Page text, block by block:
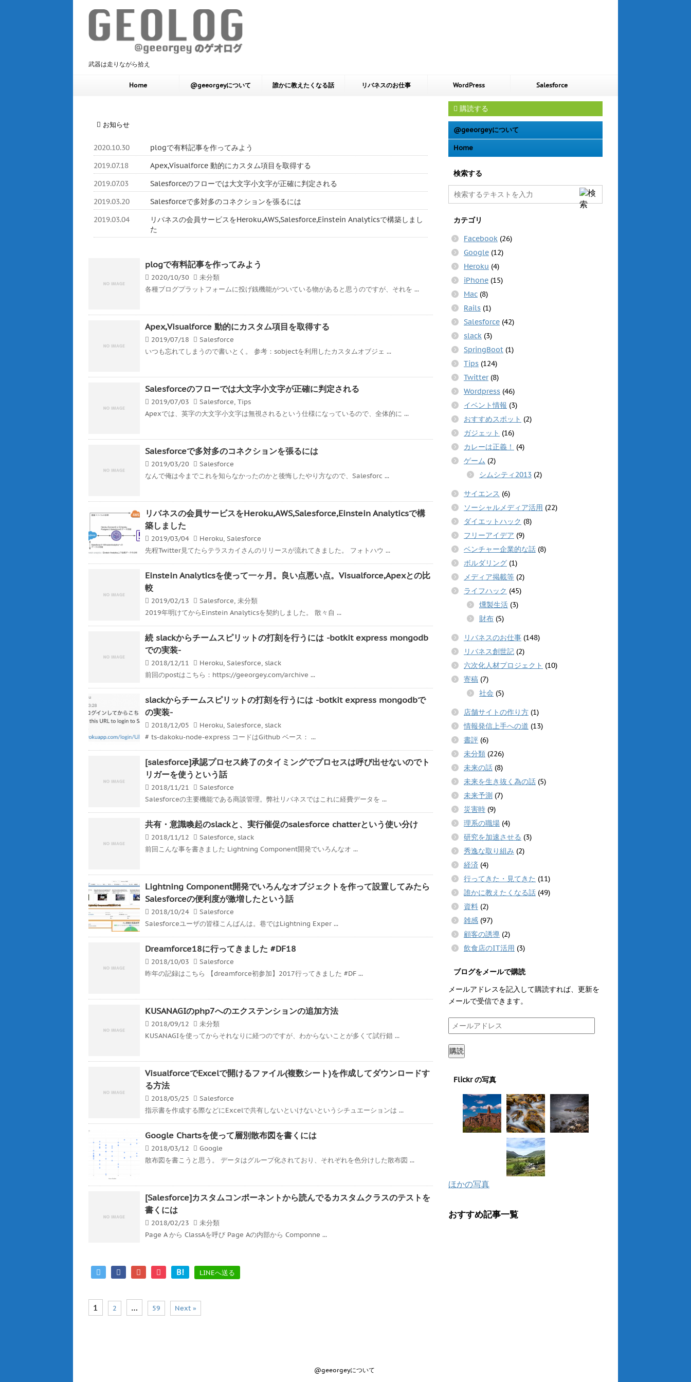
武器は走りながら拾え
Home @geeorgeyについて 誰かに教えたくなる話 リバネスのお仕事 WordPress Salesforce
お知らせ
2020.10.30
plogで有料記事を作ってみよう
2019.07.18
Apex,Visualforce 動的にカスタム項目を取得する
2019.07.03
Salesforceのフローでは大文字小文字が正確に判定される
2019.03.20
Salesforceで多対多のコネクションを張るには
2019.03.04
リバネスの会員サービスをHeroku,AWS,Salesforce,Einstein Analyticsで構築しまし
た
plogで有料記事を作ってみよう
2020/10/30
未分類
各種ブログプラットフォームに投げ銭機能がついている物があると思うのですが、それを ...
Apex,Visualforce 動的にカスタム項目を取得する
2019/07/18
Salesforce
いつも忘れてしまうので書いとく。 参考：sobjectを利用したカスタムオブジェ ...
Salesforceのフローでは大文字小文字が正確に判定される
2019/07/03 Salesforce, Tips
Apexでは、英字の大文字小文字は無視されるという仕様になっているので、全体的に ...
Salesforceで多対多のコネクションを張るには
2019/03/20
Salesforce
なんで俺は今までこれを知らなかったのかと後悔したやり方なので、Salesforc ...
リバネスの会員サービスをHeroku,AWS,Salesforce,Einstein Analyticsで構
築しました
2019/03/04 Heroku, Salesforce
先程Twitter見てたらテラスカイさんのリリースが流れてきました。 フォトハウ ...
Einstein Analyticsを使って一ヶ月。良い点悪い点。Visualforce,Apexとの比
較
2019/02/13 Salesforce, 未分類
2019年明けてからEinstein Analyticsを契約しました。 散々自 ...
続 slackからチームスピリットの打刻を行うには -botkit express mongodb
での実装-
2018/12/11 Heroku, Salesforce, slack
前回のpostはこちら：https://geeorgey.com/archive ...
slackからチームスピリットの打刻を行うには -botkit express mongodbで
の実装-
2018/12/05 Heroku, Salesforce, slack
# ts-dakoku-node-express コードはGithub ベース： ...
[salesforce]承認プロセス終了のタイミングでプロセスは呼び出せないのでト
リガーを使うという話
2018/11/21
Salesforce
Salesforceの主要機能である商談管理。弊社リバネスではこれに経費データを ...
共有・意識喚起のslackと、実行催促のsalesforce chatterという使い分け
2018/11/12 Salesforce, slack
前回こんな事を書きました Lightning Component開発でいろんなオ ...
Lightning Component開発でいろんなオブジェクトを作って設置してみたら
Salesforceの便利度が激増したという話
2018/10/24
Salesforce
Salesforceユーザの皆様こんばんは。巷ではLightning Exper ...
Dreamforce18に行ってきました #DF18
2018/10/03
Salesforce
昨年の記録はこちら 【dreamforce初参加】2017行ってきました #DF ...
KUSANAGIのphp7へのエクステンションの追加方法
2018/09/12
未分類
KUSANAGIを使ってからそれなりに経つのですが、わからないことが多くて試行錯 ...
VisualforceでExcelで開けるファイル(複数シート)を作成してダウンロードす
る方法
2018/05/25
Salesforce
指示書を作成する際などにExcelで共有しないといけないというシチュエーションは ...
Google Chartsを使って層別散布図を書くには
2018/03/12
Google
散布図を書こうと思う。 データはグループ化されており、それぞれを色分けした散布図 ...
[Salesforce]カスタムコンポーネントから読んでるカスタムクラスのテストを
書くには
2018/02/23
未分類
Page A から ClassAを呼び Page Aの内部から Componne ...
B! LINEへ送る
1 2 … 59 Next »
購読する
@geeorgeyについて
Home
検索する
カテゴリ
Facebook (26)
Google (12)
Heroku (4)
iPhone (15)
Mac (8)
Rails (1)
Salesforce (42)
slack (3)
SpringBoot (1)
Tips (124)
Twitter(8)
Wordpress (46)
イベント情報 (3)
おすすめスポット (2)
ガジェット (16)
カレーは正義！
(4)
ゲーム (2)
シムシティ2013 (2)
サイエンス (6)
ソーシャルメディア活用 (22)
ダイエットハック (8)
フリーアイデア (9)
ベンチャー企業的な話 (8)
ボルダリング (1)
メディア掲載等 (2)
ライフハック (45)
燻製生活 (3)
財布 (5)
リバネスのお仕事 (148)
リバネス創世記 (2)
六次化人材プロジェクト (10)
寄稿 (7)
社会 (5)
店舗サイトの作り方 (1)
情報発信上手への道 (13)
書評 (6)
未分類 (226)
未来の話 (8)
未来を生き抜く為の話 (5)
未来予測 (7)
災害時 (9)
理系の職場 (4)
研究を加速させる (3)
秀逸な取り組み (2)
経済 (4)
行ってきた・見てきた (11)
誰かに教えたくなる話 (49)
資料 (2)
雑感 (97)
顧客の誘導 (2)
飲食店のIT活用 (3)
ブログをメールで購読
メールアドレスを記入して購読すれば、更新を
メールで受信できます。
メ
ー
ル
ア
レ
購読
Flickr の写真
ほかの写真
おすすめ記事一覧
@geeorgeyについて